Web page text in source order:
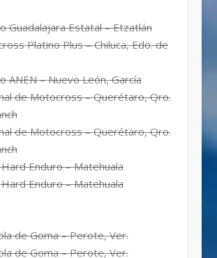
Guadalajara Estatal – Etzatlán
Platino Plus – Chiluca, Edo. de
ANEN – Nuevo León, García
de Motocross – Querétaro, Qro.
de Motocross – Querétaro, Qro.
Hard Enduro – Matehuala
Hard Enduro – Matehuala
de Goma – Perote, Ver.
de Goma – Perote, Ver.